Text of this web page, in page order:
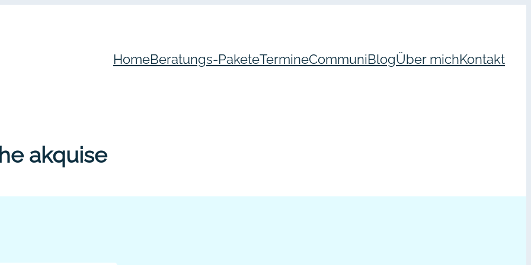
HomeBeratungs-PaketeTermineCommuniBlogÜber michKontakt
akquise